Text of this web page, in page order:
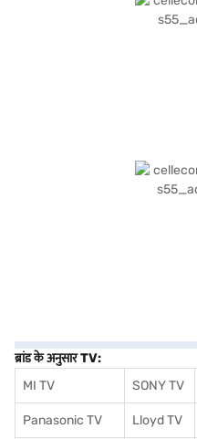
ब्रांड के अनुसार TV:
MI TV
SONY TV
Panasonic TV Lloyd TV